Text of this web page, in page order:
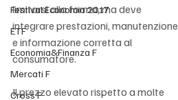
Festival Economia 2017
ETF
Economia&Finanza F
Mercati F
Cross F
limitarsi alla forma, ma deve
integrare prestazioni, manutenzione
e informazione corretta al
consumatore.
Il prezzo elevato rispetto a molte